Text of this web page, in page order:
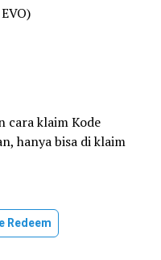
cara klaim Kode
hanya bisa di klaim
Redeem